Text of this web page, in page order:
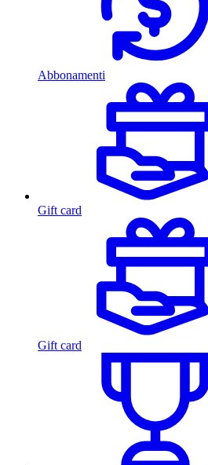
Abbonamenti
Gift card
Gift card